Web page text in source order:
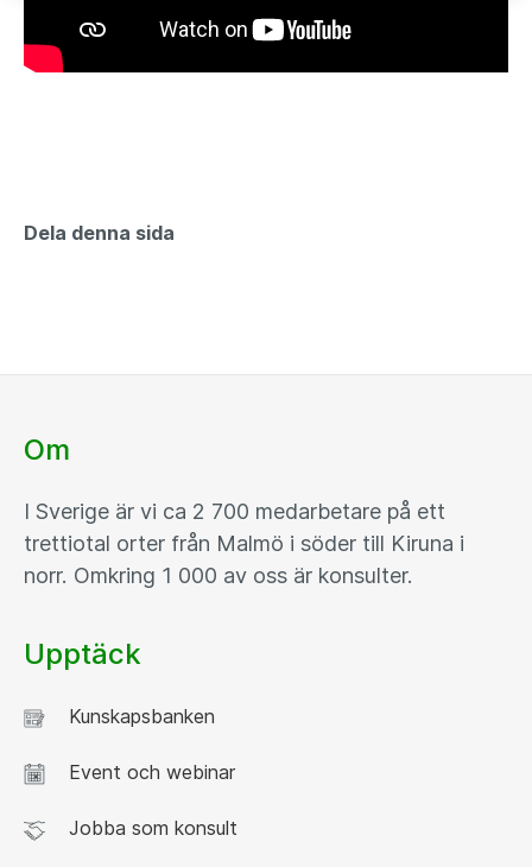
Dela denna sida
Om
I Sverige är vi ca 2 700 medarbetare på ett
trettiotal orter från Malmö i söder till Kiruna i
norr. Omkring 1 000 av oss är konsulter.
Upptäck
Kunskapsbanken
Event och webinar
Jobba som konsult